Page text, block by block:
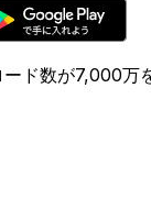
ド数が7,000万